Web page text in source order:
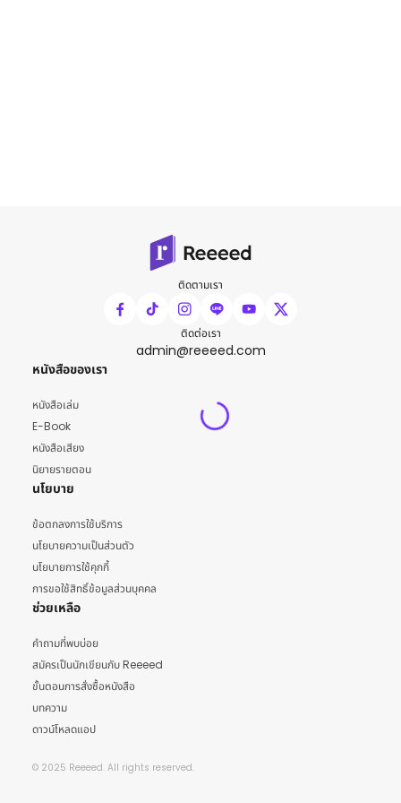
ติดตามเรา
ติดต่อเรา
admin@reeeed.com
หนังสือของเรา
หนังสือเล่ม
E-Book
หนังสือเสียง
นิยายรายตอน
นโยบาย
ข้อตกลงการใช้บริการ
นโยบายความเป็นส่วนตัว
นโยบายการใช้คุกกี้
การขอใช้สิทธิ์ข้อมูลส่วนบุคคล
ช่วยเหลือ
คำถามที่พบบ่อย
สมัครเป็นนักเขียนกับ Reeeed
ขั้นตอนการสั่งซื้อหนังสือ
บทความ
ดาวน์โหลดแอป
© 2025 Reeeed. All rights reserved.